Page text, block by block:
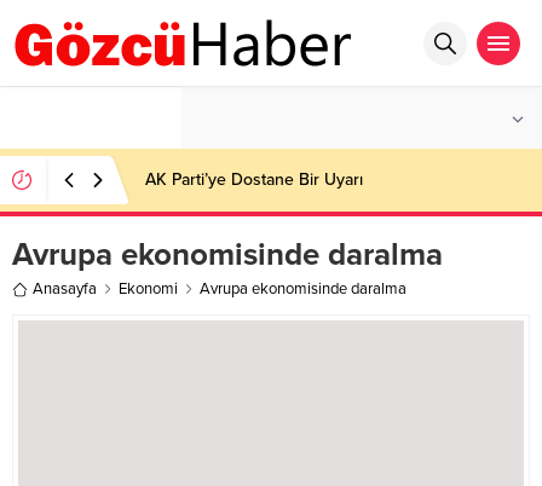
AK Parti’ye Dostane Bir Uyarı
Avrupa ekonomisinde daralma
Anasayfa Ekonomi Avrupa ekonomisinde daralma